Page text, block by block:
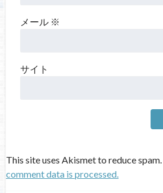
メール ※
サイト
This site uses Akismet to reduce spam.
comment data is processed.